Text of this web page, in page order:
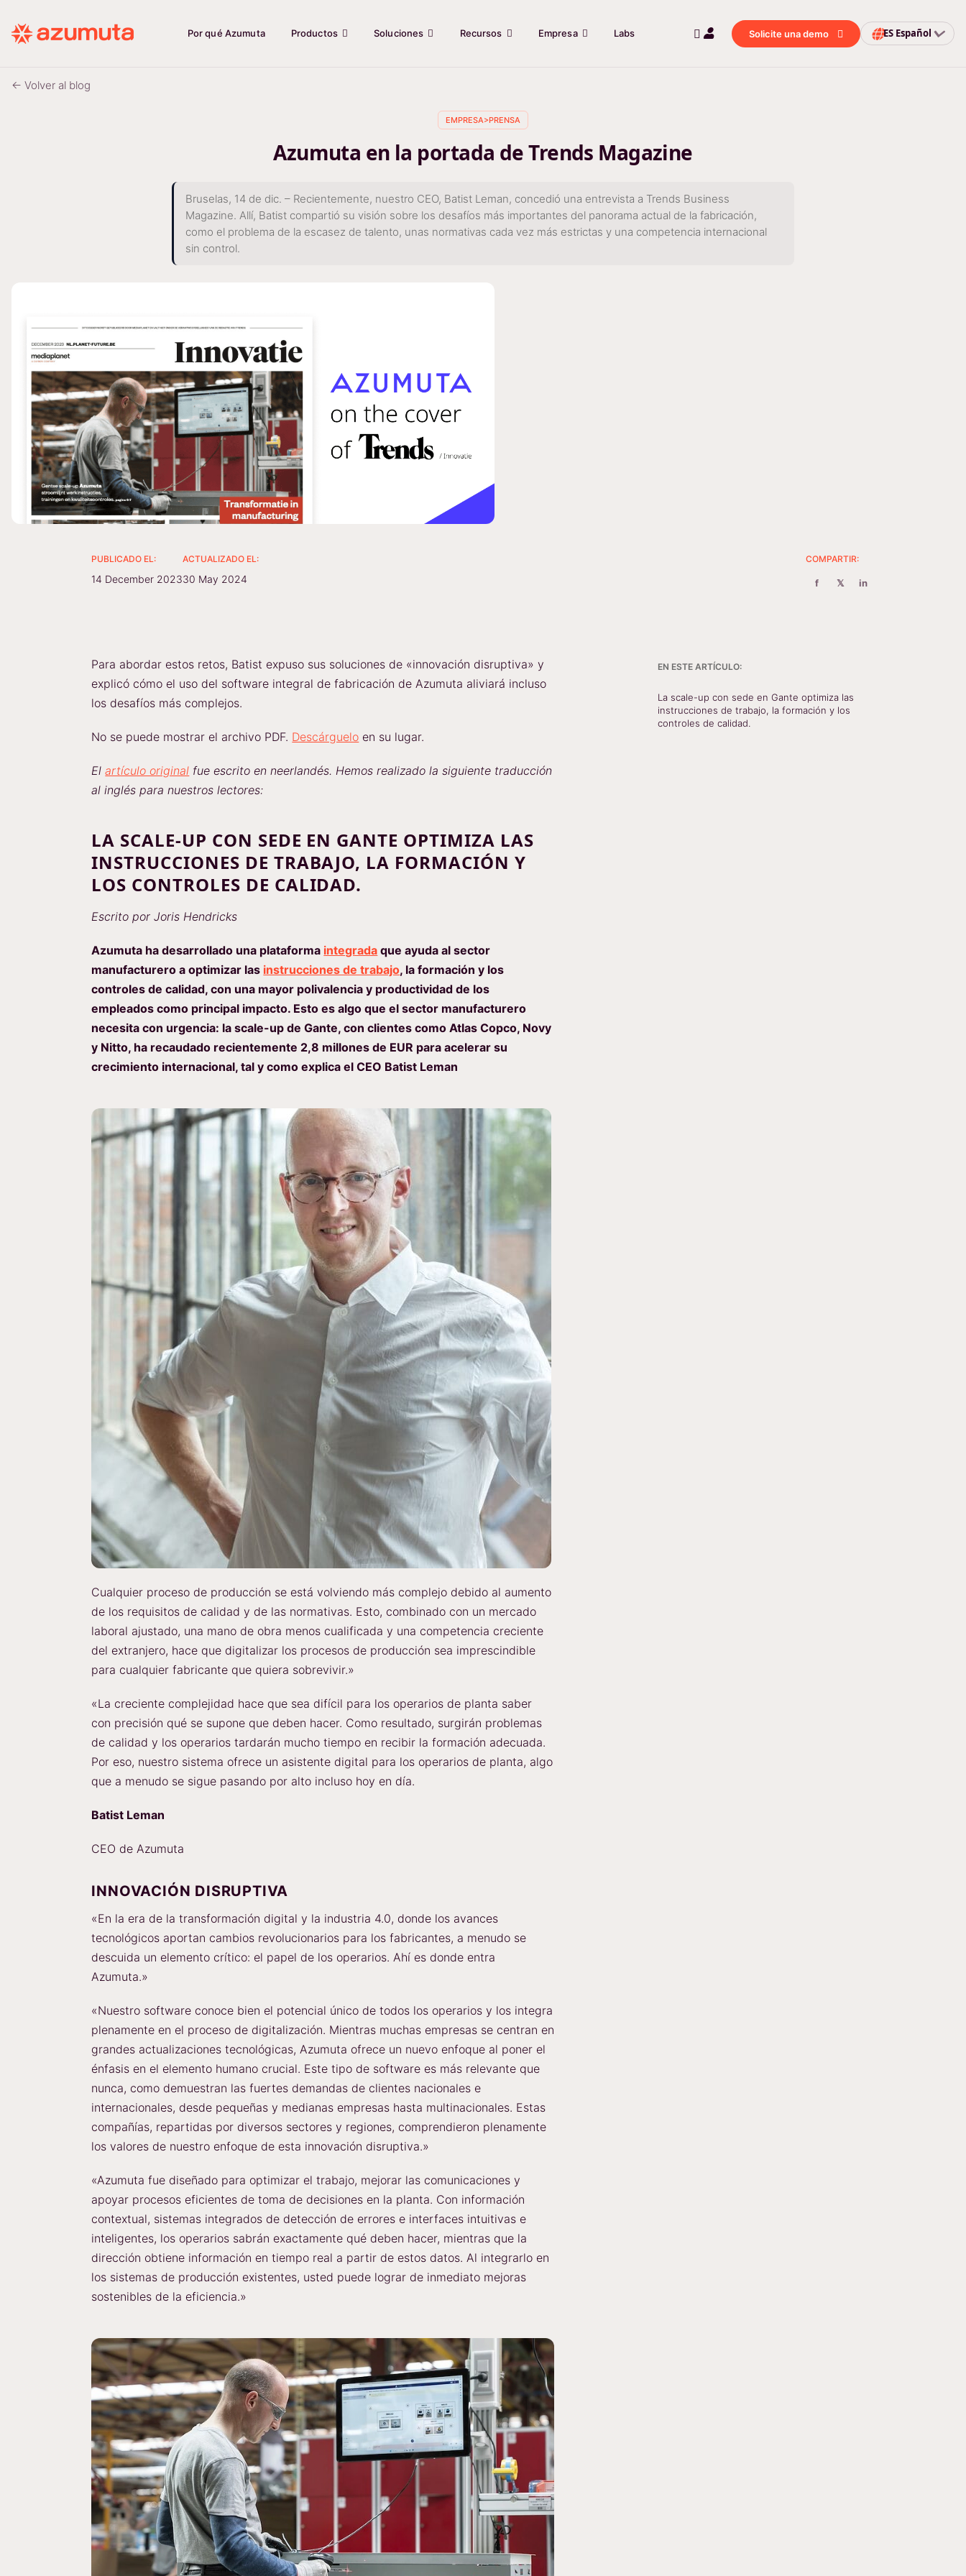
Por qué Azumuta Productos Soluciones Recursos Empresa Labs Solicite una demo ES Español
← Volver al blog
EMPRESA>PRENSA
Azumuta en la portada de Trends Magazine
Bruselas, 14 de dic. – Recientemente, nuestro CEO, Batist Leman, concedió una entrevista a Trends Business
Magazine. Allí, Batist compartió su visión sobre los desafíos más importantes del panorama actual de la fabricación,
como el problema de la escasez de talento, unas normativas cada vez más estrictas y una competencia internacional
sin control.
PUBLICADO EL:
14 December 2023
ACTUALIZADO EL:
30 May 2024
COMPARTIR:
f 𝕏 in
Para abordar estos retos, Batist expuso sus soluciones de «innovación disruptiva» y
explicó cómo el uso del software integral de fabricación de Azumuta aliviará incluso
los desafíos más complejos.
No se puede mostrar el archivo PDF. Descárguelo en su lugar.
Elartículo original fue escrito en neerlandés. Hemos realizado la siguiente traducción
al inglés para nuestros lectores:
LA SCALE-UP CON SEDE EN GANTE OPTIMIZA LAS
INSTRUCCIONES DE TRABAJO, LA FORMACIÓN Y
LOS CONTROLES DE CALIDAD.
Escrito por Joris Hendricks
Azumuta ha desarrollado una plataforma integrada que ayuda al sector
manufacturero a optimizar las instrucciones de trabajo, la formación y los
controles de calidad, con una mayor polivalencia y productividad de los
empleados como principal impacto. Esto es algo que el sector manufacturero
necesita con urgencia: la scale-up de Gante, con clientes como Atlas Copco, Novy
y Nitto, ha recaudado recientemente 2,8 millones de EUR para acelerar su
crecimiento internacional, tal y como explica el CEO Batist Leman
Cualquier proceso de producción se está volviendo más complejo debido al aumento
de los requisitos de calidad y de las normativas. Esto, combinado con un mercado
laboral ajustado, una mano de obra menos cualificada y una competencia creciente
del extranjero, hace que digitalizar los procesos de producción sea imprescindible
para cualquier fabricante que quiera sobrevivir.»
«La creciente complejidad hace que sea difícil para los operarios de planta saber
con precisión qué se supone que deben hacer. Como resultado, surgirán problemas
de calidad y los operarios tardarán mucho tiempo en recibir la formación adecuada.
Por eso, nuestro sistema ofrece un asistente digital para los operarios de planta, algo
que a menudo se sigue pasando por alto incluso hoy en día.
Batist Leman
CEO de Azumuta
INNOVACIÓN DISRUPTIVA
«En la era de la transformación digital y la industria 4.0, donde los avances
tecnológicos aportan cambios revolucionarios para los fabricantes, a menudo se
descuida un elemento crítico: el papel de los operarios. Ahí es donde entra
Azumuta.»
«Nuestro software conoce bien el potencial único de todos los operarios y los integra
plenamente en el proceso de digitalización. Mientras muchas empresas se centran en
grandes actualizaciones tecnológicas, Azumuta ofrece un nuevo enfoque al poner el
énfasis en el elemento humano crucial. Este tipo de software es más relevante que
nunca, como demuestran las fuertes demandas de clientes nacionales e
internacionales, desde pequeñas y medianas empresas hasta multinacionales. Estas
compañías, repartidas por diversos sectores y regiones, comprendieron plenamente
los valores de nuestro enfoque de esta innovación disruptiva.»
«Azumuta fue diseñado para optimizar el trabajo, mejorar las comunicaciones y
apoyar procesos eficientes de toma de decisiones en la planta. Con información
contextual, sistemas integrados de detección de errores e interfaces intuitivas e
inteligentes, los operarios sabrán exactamente qué deben hacer, mientras que la
dirección obtiene información en tiempo real a partir de estos datos. Al integrarlo en
los sistemas de producción existentes, usted puede lograr de inmediato mejoras
sostenibles de la eficiencia.»
EN ESTE ARTÍCULO:
La scale-up con sede en Gante optimiza las
instrucciones de trabajo, la formación y los
controles de calidad.